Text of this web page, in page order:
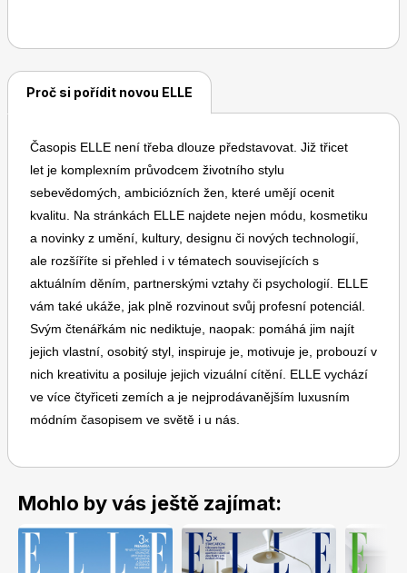
Dětské časopisy
Burda Best of
Burda Kids
Toprecepty.cz
Proč si pořídit novou ELLE
Časopis ELLE není třeba dlouze představovat. Již třicet
let je komplexním průvodcem životního stylu
sebevědomých, ambiciózních žen, které umějí ocenit
kvalitu. Na stránkách ELLE najdete nejen módu, kosmetiku
a novinky z umění, kultury, designu či nových technologií,
ale rozšíříte si přehled i v tématech souvisejících s
aktuálním děním, partnerskými vztahy či psychologií. ELLE
vám také ukáže, jak plně rozvinout svůj profesní potenciál.
Svým čtenářkám nic nediktuje, naopak: pomáhá jim najít
jejich vlastní, osobitý styl, inspiruje je, motivuje je, probouzí v
nich kreativitu a posiluje jejich vizuální cítění. ELLE vychází
ve více čtyřiceti zemích a je nejprodávanějším luxusním
módním časopisem ve světě i u nás.
Mohlo by vás ještě zajímat: